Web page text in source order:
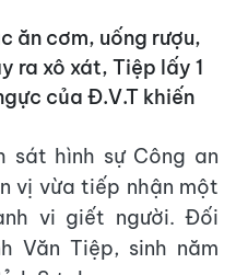
ăn cơm, uống rượu,
ra xô xát, Tiệp lấy 1
của Đ.V.T khiến
sát hình sự Công an
vị vừa tiếp nhận một
vi giết người. Đối
Tiệp, sinh năm